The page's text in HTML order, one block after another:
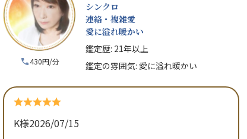
430円/分
シンクロ
連絡・複雑愛
愛に溢れ暖かい
鑑定歴: 21年以上
鑑定の雰囲気: 愛に溢れ暖かい
K様2026/07/15